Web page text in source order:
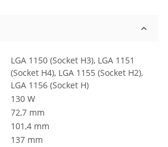
LGA 1150 (Socket H3), LGA 1151
(Socket H4), LGA 1155 (Socket H2),
LGA 1156 (Socket H)
130 W
72,7 mm
101,4 mm
137 mm